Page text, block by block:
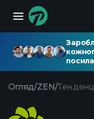
Огляд/ZEN/